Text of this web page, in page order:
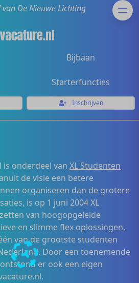
van De Nieuwe Lichting
Bijbaan
Starterfuncties
Inschrijven
onderdeel van XL Studenten
de visie een betere
organiseren dan de grotere
is op 1 juni 2004 XL
van hoogopgeleide
en slimme flex oplossingen,
van de grootste studenten
Door een toenemende
er ook een eigen